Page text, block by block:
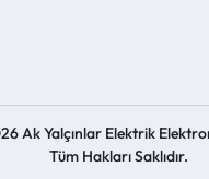
Ak Yalçınlar Elektrik
Tüm Hakları Saklıdır.